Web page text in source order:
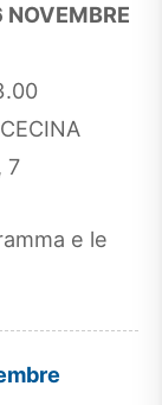
NOVEMBRE
7
e le